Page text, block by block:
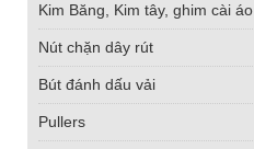
Kim Băng, Kim tây, ghim cài áo
Nút chặn dây rút
Bút đánh dấu vải
Pullers